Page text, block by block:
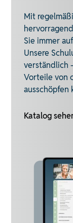
Mit
Sie immer
Unsere
verständlich
Vorteile von
ausschöpfen
Katalog